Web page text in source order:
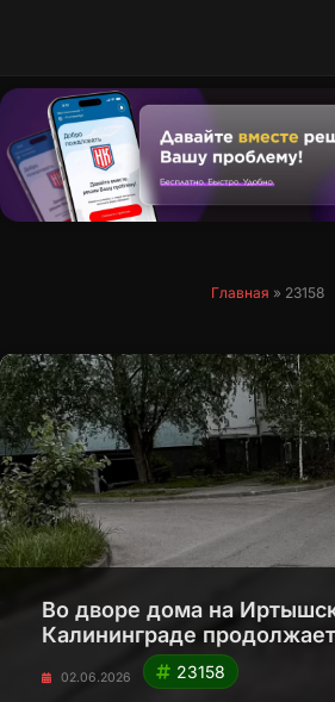
Главная » 23158
Во дворе дома на
Калининграде
02.06.2026 23158